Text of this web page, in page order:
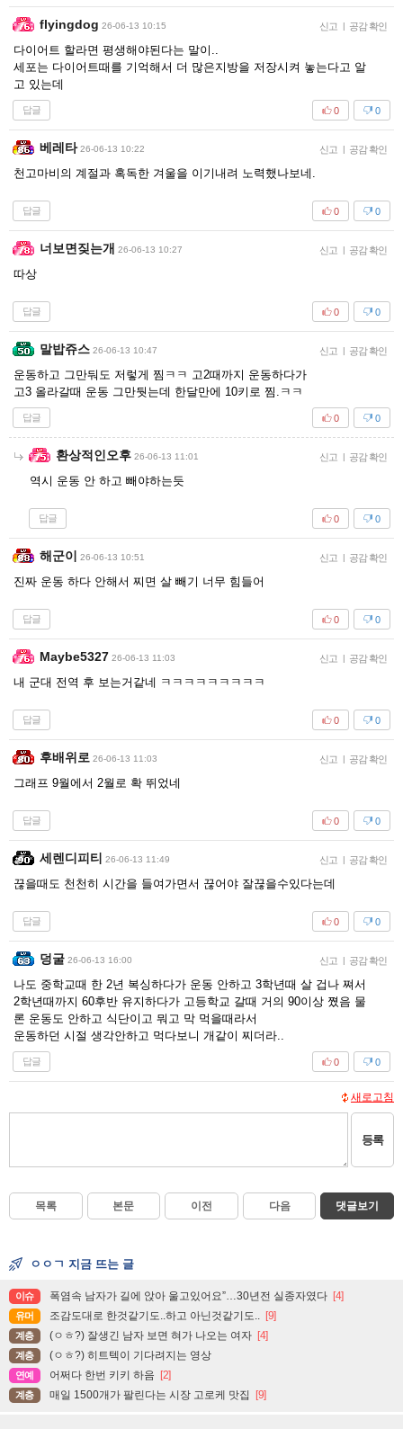
flyingdog 26-06-13 10:15 신고 | 공감 확인
다이어트 할라면 평생해야된다는 말이..
세포는 다이어트때를 기억해서 더 많은지방을 저장시켜 놓는다고 알
고 있는데
답글 0
0
베레타 26-06-13 10:22 신고 | 공감 확인
천고마비의 계절과 혹독한 겨울을 이기내려 노력했나보네.
답글 0
0
너보면짖는개 26-06-13 10:27 신고 | 공감 확인
따상
답글 0
0
말밥쥬스 26-06-13 10:47 신고 | 공감 확인
운동하고 그만둬도 저렇게 찜ㅋㅋ 고2때까지 운동하다가
고3 올라갈때 운동 그만둿는데 한달만에 10키로 찜.ㅋㅋ
답글 0
0
환상적인오후 26-06-13 11:01 신고 | 공감 확인
역시 운동 안 하고 빼야하는듯
답글 0
0
해군이 26-06-13 10:51 신고 | 공감 확인
진짜 운동 하다 안해서 찌면 살 빼기 너무 힘들어
답글 0
0
Maybe5327 26-06-13 11:03 신고 | 공감 확인
내 군대 전역 후 보는거같네 ㅋㅋㅋㅋㅋㅋㅋㅋㅋ
답글 0
0
후배위로 26-06-13 11:03 신고 | 공감 확인
그래프 9월에서 2월로 확 뛰었네
답글 0
0
세렌디피티 26-06-13 11:49 신고 | 공감 확인
끊을때도 천천히 시간을 들여가면서 끊어야 잘끊을수있다는데
답글 0
0
덩굴 26-06-13 16:00 신고 | 공감 확인
나도 중학교때 한 2년 복싱하다가 운동 안하고 3학년때 살 겁나 쪄서
2학년때까지 60후반 유지하다가 고등학교 갈때 거의 90이상 쪘음 물
론 운동도 안하고 식단이고 뭐고 막 먹을때라서
운동하던 시절 생각안하고 먹다보니 개같이 찌더라..
답글 0
0
새로고침
등록
목록 본문 이전 다음 댓글보기
ㅇㅇㄱ 지금 뜨는 글
이슈 폭염속 남자가 길에 앉아 울고있어요”…30년전 실종자였다 [4]
유머 조감도대로 한것같기도..하고 아닌것같기도.. [9]
계층 (ㅇㅎ?) 잘생긴 남자 보면 혀가 나오는 여자 [4]
계층 (ㅇㅎ?) 히트텍이 기다려지는 영상
연예 어쩌다 한번 키키 하음 [2]
계층 매일 1500개가 팔린다는 시장 고로케 맛집 [9]